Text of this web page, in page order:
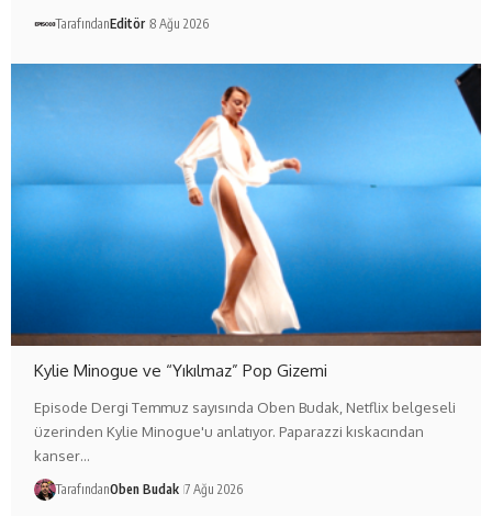
TarafındanEditör 8 Ağu 2026
Kylie Minogue ve “Yıkılmaz” Pop Gizemi
Episode Dergi Temmuz sayısında Oben Budak, Netflix belgeseli
üzerinden Kylie Minogue'u anlatıyor. Paparazzi kıskacından
kanser…
TarafındanOben Budak 7 Ağu 2026